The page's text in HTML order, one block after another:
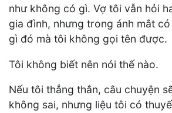
như không có gì. Vợ tôi vẫn hỏi
gia đình, nhưng trong ánh mắt
gì đó mà tôi không gọi tên được.
Tôi không biết nên nói thế nào.
Nếu tôi thẳng thắn, câu chuyện
không sai, nhưng liệu tôi có